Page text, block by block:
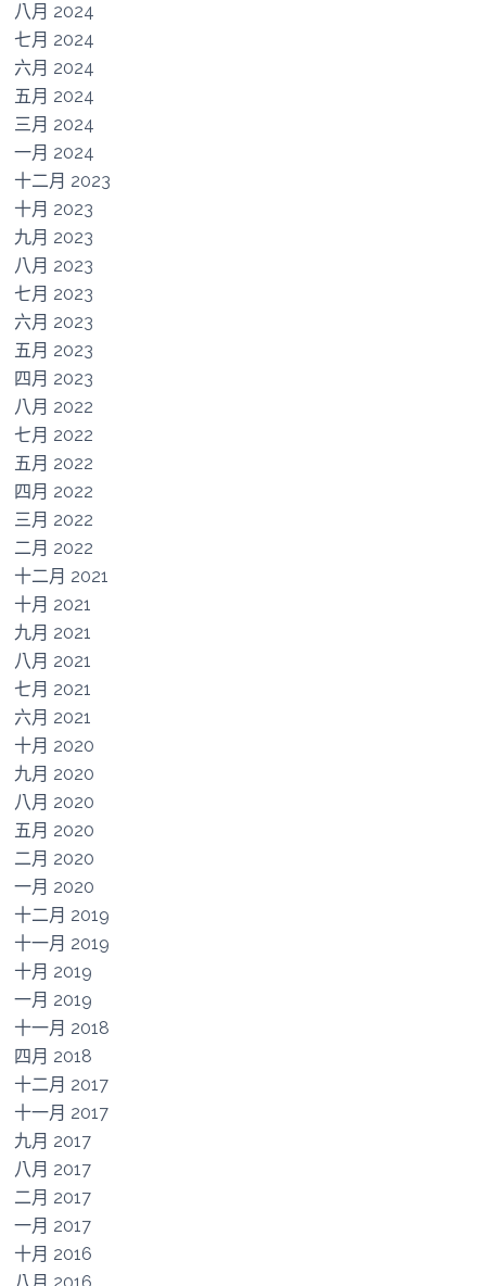
八月 2024
七月 2024
六月 2024
五月 2024
三月 2024
一月 2024
十二月 2023
十月 2023
九月 2023
八月 2023
七月 2023
六月 2023
五月 2023
四月 2023
八月 2022
七月 2022
五月 2022
四月 2022
三月 2022
二月 2022
十二月 2021
十月 2021
九月 2021
八月 2021
七月 2021
六月 2021
十月 2020
九月 2020
八月 2020
五月 2020
二月 2020
一月 2020
十二月 2019
十一月 2019
十月 2019
一月 2019
十一月 2018
四月 2018
十二月 2017
十一月 2017
九月 2017
八月 2017
二月 2017
一月 2017
十月 2016